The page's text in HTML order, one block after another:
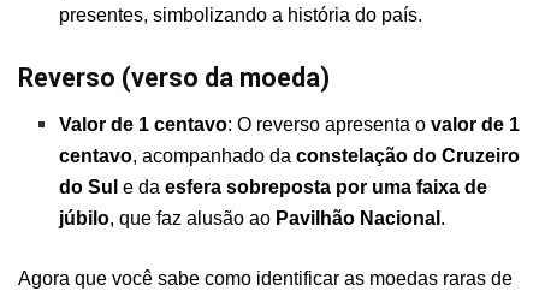
presentes, simbolizando a história do país.
Reverso (verso da moeda)
Valor de 1 centavo: O reverso apresenta ovalor de 1
centavo, acompanhado daconstelação do Cruzeiro
do Sul e daesfera sobreposta por uma faixa de
júbilo, que faz alusão ao Pavilhão Nacional .
Agora que você sabe como identificar as moedas raras de